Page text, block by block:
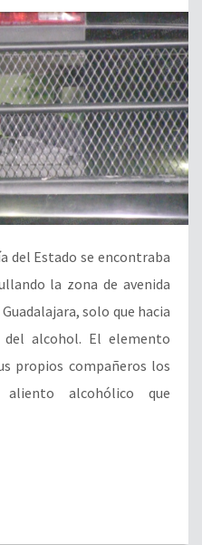
del Estado se encontraba
la zona de avenida
solo que hacia
alcohol. El elemento
propios compañeros los
alcohólico que